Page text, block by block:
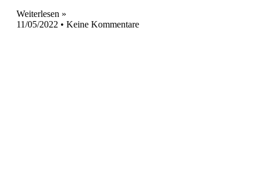
Weiterlesen »
11/05/2022
Keine Kommentare